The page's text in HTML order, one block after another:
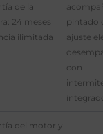
de la
24 meses
ilimitada
pintado
ajuste
con
del motor y